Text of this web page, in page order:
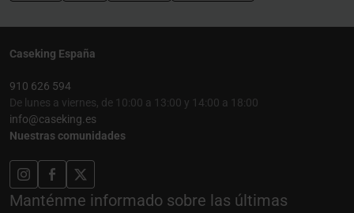
Caseking España
910 626 594
De lunes a viernes, de 10:00 a 13:00 y 14:00 a 18:00
info@caseking.es
Nuestras comunidades
Manténme informado sobre las últimas